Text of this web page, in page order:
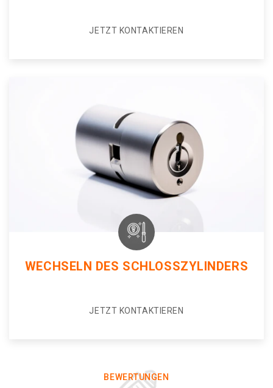
JETZT KONTAKTIEREN
WECHSELN DES SCHLOSSZYLINDERS
JETZT KONTAKTIEREN
BEWERTUNGEN